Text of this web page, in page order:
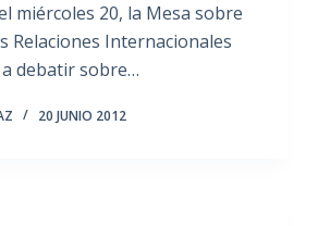
miércoles 20, la Mesa sobre
Relaciones Internacionales
a debatir sobre…
20 JUNIO 2012